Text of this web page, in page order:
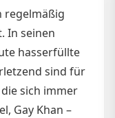
regelmäßig
In seinen
hasserfüllte
sind für
sich immer
Gay Khan –